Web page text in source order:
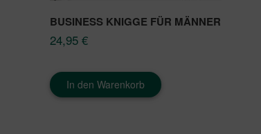
BUSINESS KNIGGE FÜR MÄNNER
24,95 €
In den Warenkorb